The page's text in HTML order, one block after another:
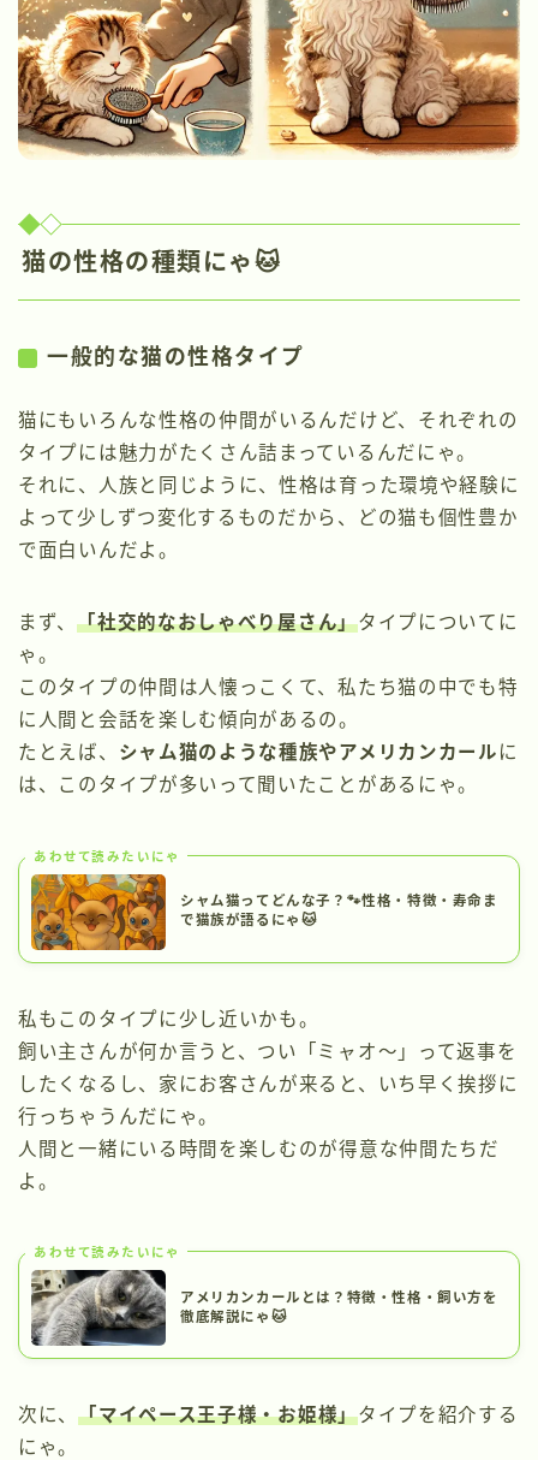
猫の性格の種類にゃ🐱
一般的な猫の性格タイプ
猫にもいろんな性格の仲間がいるんだけど、それぞれの
タイプには魅力がたくさん詰まっているんだにゃ。
それに、人族と同じように、性格は育った環境や経験に
よって少しずつ変化するものだから、どの猫も個性豊か
で面白いんだよ。
まず、「社交的なおしゃべり屋さん」タイプについてに
ゃ。
このタイプの仲間は人懐っこくて、私たち猫の中でも特
に人間と会話を楽しむ傾向があるの。
たとえば、 シャム猫のような種族やアメリカンカール に
は、このタイプが多いって聞いたことがあるにゃ。
あわせて読みたいにゃ
シャム猫ってどんな子？🐾性格・特徴・寿命ま
で猫族が語るにゃ🐱
私もこのタイプに少し近いかも。
飼い主さんが何か言うと、つい「ミャオ～」って返事を
したくなるし、家にお客さんが来ると、いち早く挨拶に
行っちゃうんだにゃ。
人間と一緒にいる時間を楽しむのが得意な仲間たちだ
よ。
あわせて読みたいにゃ
アメリカンカールとは？特徴・性格・飼い方を
徹底解説にゃ🐱
次に、「マイペース王子様・お姫様」タイプを紹介する
にゃ。